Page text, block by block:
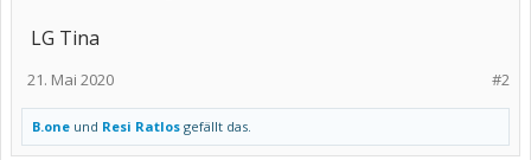
LG Tina
#2
21. Mai 2020
B.one und Resi Ratlos gefällt das.